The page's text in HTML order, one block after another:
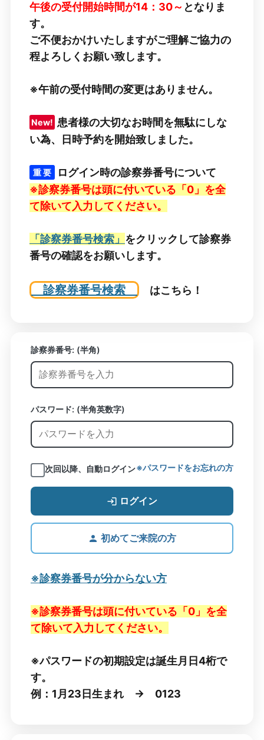
午後の受付開始時間が14：30～ となりま
す。
ご不便おかけいたしますがご理解ご協力の
程よろしくお願い致します。
※午前の受付時間の変更はありません。
New! 患者様の大切なお時間を無駄にしな
い為、日時予約を開始致しました。
重 要
ログイン時の診察券番号について
※診察券番号は頭に付いている「0」を全
て除いて入力してください。
「診察券番号検索」 をクリックして診察券
番号の確認をお願いします。
診察券番号検索 はこちら！
診察券番号: (半角)
パスワード: (半角英数字)
次回以降、自動ログイン※パスワードをお忘れの方
ログイン
初めてご来院の方
※診察券番号が分からない方
※診察券番号は頭に付いている「0」を全
て除いて入力してください。
※パスワードの初期設定は誕生月日4桁で
す。
例：1月23日生まれ → 0123